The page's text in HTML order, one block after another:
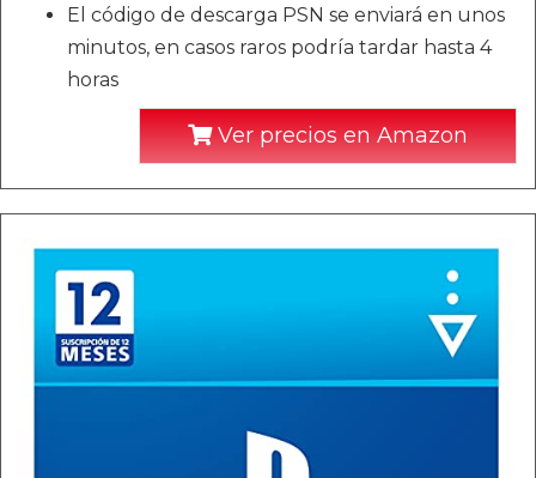
El código de descarga PSN se enviará en unos
minutos, en casos raros podría tardar hasta 4
horas
Ver precios en Amazon